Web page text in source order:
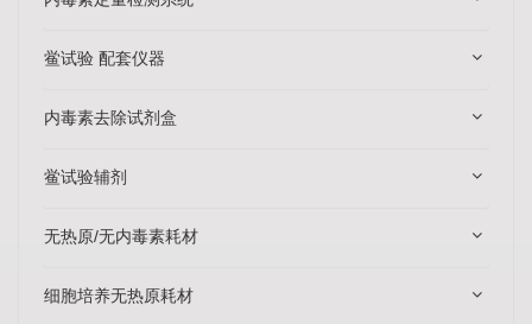
鲎试验 配套仪器
内毒素去除试剂盒
鲎试验辅剂
无热原/无内毒素耗材
细胞培养无热原耗材